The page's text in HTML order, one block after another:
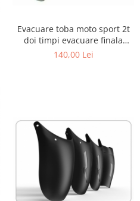
Evacuare toba moto sport 2t
doi timpi evacuare finala
cross enduro viteza
140,00 Lei